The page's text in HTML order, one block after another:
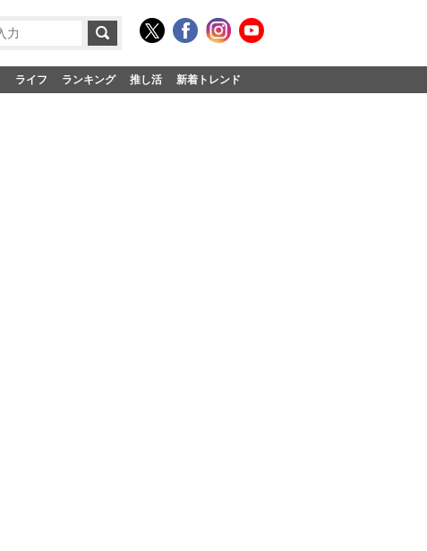
ライフ ランキング 推し活 新着トレンド